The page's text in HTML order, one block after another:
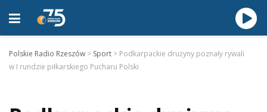
Polskie Radio Rzeszów > Sport > Podkarpackie drużyny poznały rywali
w I rundzie piłkarskiego Pucharu Polski